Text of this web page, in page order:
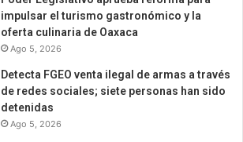
impulsar el turismo gastronómico y la
oferta culinaria de Oaxaca
Ago 5, 2026
Detecta FGEO venta ilegal de armas a través
de redes sociales; siete personas han sido
detenidas
Ago 5, 2026